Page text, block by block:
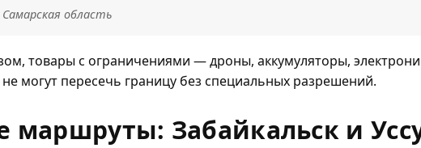
область
товары с ограничениями — дроны, аккумуляторы,
могут пересечь границу без специальных разрешений.
маршруты: Забайкальск и